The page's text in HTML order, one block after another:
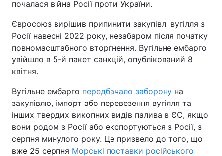
почалася війна Росії проти України.
Євросоюз вирішив припинити закупівлі вугілля з
Росії навесні 2022 року, незабаром після початку
повномасштабного вторгнення. Вугільне ембарго
увійшло в 5-й пакет санкцій, опублікований 8
квітня.
Вугільне ембарго передбачало заборону на
закупівлю, імпорт або перевезення вугілля та
інших твердих викопних видів палива в ЄС, якщо
вони родом з Росії або експортуються з Росії, з
серпня минулого року. Це призвело до того, що
вже 25 серпня Морські поставки російського